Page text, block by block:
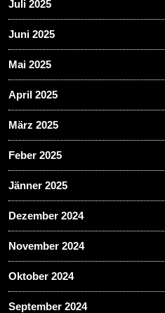
Juli 2025
Juni 2025
Mai 2025
April 2025
März 2025
Feber 2025
Jänner 2025
Dezember 2024
November 2024
Oktober 2024
September 2024